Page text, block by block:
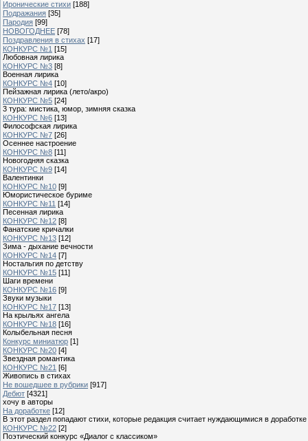
Иронические стихи [188]
Подражания [35]
Пародия [99]
НОВОГОДНЕЕ [78]
Поздравления в стихах [17]
КОНКУРС №1 [15]
Любовная лирика
КОНКУРС №3 [8]
Военная лирика
КОНКУРС №4 [10]
Пейзажная лирика (лето/акро)
КОНКУРС №5 [24]
3 тура: мистика, юмор, зимняя сказка
КОНКУРС №6 [13]
Философская лирика
КОНКУРС №7 [26]
Осеннее настроение
КОНКУРС №8 [11]
Новогодняя сказка
КОНКУРС №9 [14]
Валентинки
КОНКУРС №10 [9]
Юмористическое буриме
КОНКУРС №11 [14]
Песенная лирика
КОНКУРС №12 [8]
Фанатские кричалки
КОНКУРС №13 [12]
Зима - дыхание вечности
КОНКУРС №14 [7]
Ностальгия по детству
КОНКУРС №15 [11]
Шаги времени
КОНКУРС №16 [9]
Звуки музыки
КОНКУРС №17 [13]
На крыльях ангела
КОНКУРС №18 [16]
Колыбельная песня
Конкурс миниатюр [1]
КОНКУРС №20 [4]
Звездная романтика
КОНКУРС №21 [6]
Живопись в стихах
Не вошедшее в рубрики [917]
Дебют [4321]
хочу в авторы
На доработке [12]
В этот раздел попадают стихи, которые редакция считает нуждающимися в доработке
КОНКУРС №22 [2]
Поэтический конкурс «Диалог с классиком»